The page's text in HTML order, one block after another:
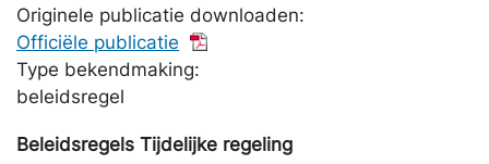
Originele publicatie downloaden:
Officiële publicatie
Type bekendmaking:
beleidsregel
Beleidsregels Tijdelijke regeling